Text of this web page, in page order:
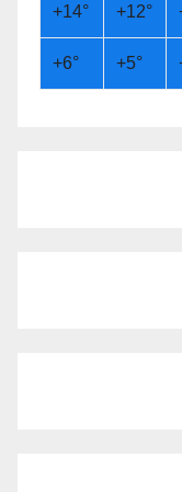
+14° +12°
+6° +5°